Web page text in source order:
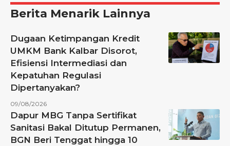
Berita Menarik Lainnya
Dugaan Ketimpangan Kredit
UMKM Bank Kalbar Disorot,
Efisiensi Intermediasi dan
Kepatuhan Regulasi
Dipertanyakan?
09/08/2026
Dapur MBG Tanpa Sertifikat
Sanitasi Bakal Ditutup Permanen,
BGN Beri Tenggat hingga 10